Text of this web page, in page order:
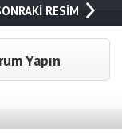
RESİM
Yapın